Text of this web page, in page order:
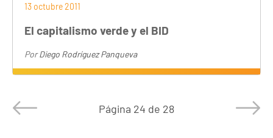
13 octubre 2011
El capitalismo verde y el BID
PorDiego Rodríguez Panqueva
Página 24 de 28